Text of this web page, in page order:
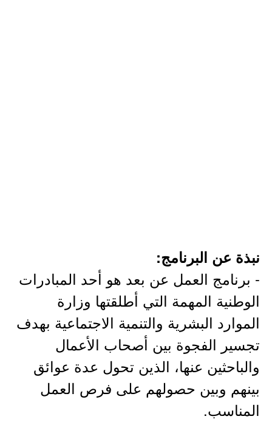
نبذة عن البرنامج:
- برنامج العمل عن بعد هو أحد المبادرات
الوطنية المهمة التي أطلقتها وزارة
الموارد البشرية والتنمية الاجتماعية بهدف
تجسير الفجوة بين أصحاب الأعمال
والباحثين عنها، الذين تحول عدة عوائق
بينهم وبين حصولهم على فرص العمل
المناسب.